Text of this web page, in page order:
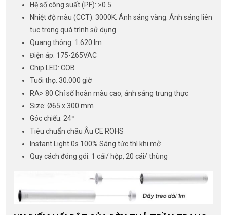
Hệ số công suất (PF): >0.5
Nhiệt độ màu (CCT): 3000K. Ánh sáng vàng. Ánh sáng liên
tục trong quá trình sử dụng
Quang thông: 1.620 lm
Điện áp: 175-265VAC
Chip LED: COB
Tuổi thọ: 30.000 giờ
RA> 80 Chỉ số hoàn màu cao, ánh sáng trung thực
Size: Ø65 x 300 mm
Góc chiếu: 24º
Tiêu chuẩn châu Âu CE ROHS
Instant Light 0s 100% Sáng tức thì khi mở
Quy cách đóng gói: 1 cái/ hộp, 20 cái/ thùng